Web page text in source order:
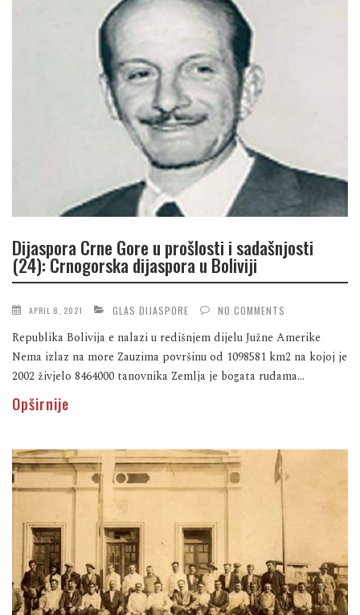
Dijaspora Crne Gore u prošlosti i sadašnjosti
(24): Crnogorska dijaspora u Boliviji
APRIL 8, 2021 GLAS DIJASPORE NO COMMENTS
Republika Bolivija e nalazi u redišnjem dijelu Južne Amerike
Nema izlaz na more Zauzima površinu od 1098581 km2 na kojoj je
2002 živjelo 8464000 tanovnika Zemlja je bogata rudama...
Opširnije